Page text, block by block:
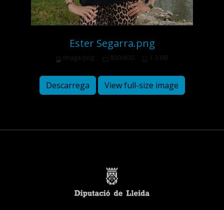
Ester Segarra.png
image/png 800x800 1.3 MB
Descarrega View full-size image